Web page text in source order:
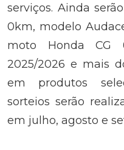
serviços. Ainda
0km, modelo
moto Honda CG
2025/2026 e mais
em produtos
sorteios serão
em julho, agosto e